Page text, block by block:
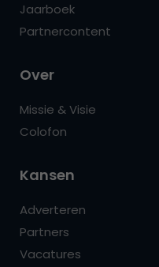
Jaarboek
Partnercontent
Over
Missie & Visie
Colofon
Kansen
Adverteren
Partners
Vacatures